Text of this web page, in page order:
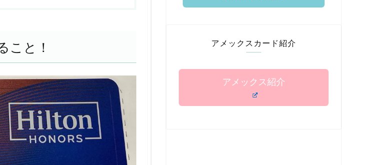
こと！ アメックスカード紹介
アメックス紹介